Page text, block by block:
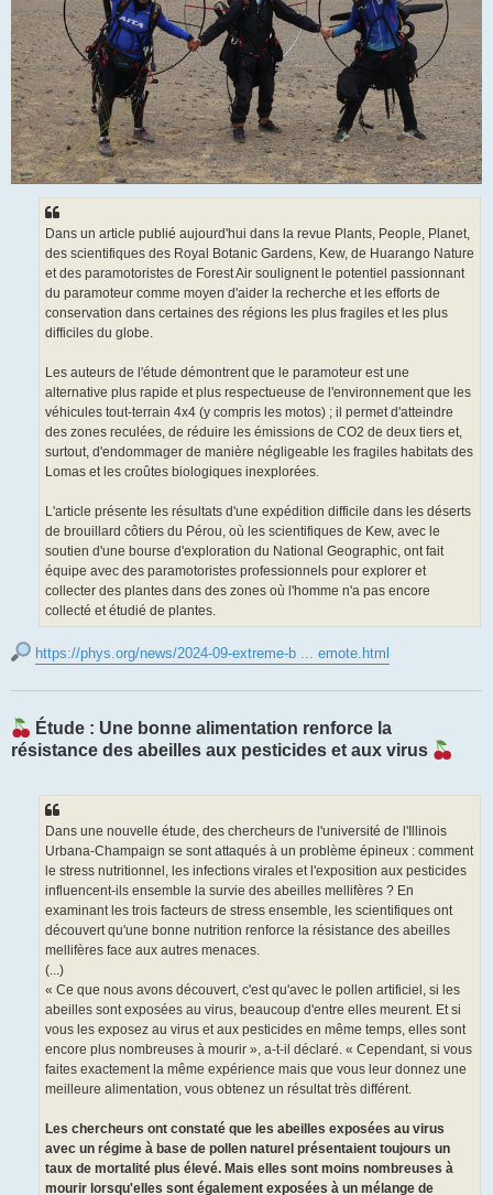
Dans un article publié aujourd'hui dans la revue Plants, People, Planet,
des scientifiques des Royal Botanic Gardens, Kew, de Huarango Nature
et des paramotoristes de Forest Air soulignent le potentiel passionnant
du paramoteur comme moyen d'aider la recherche et les efforts de
conservation dans certaines des régions les plus fragiles et les plus
difficiles du globe.
Les auteurs de l'étude démontrent que le paramoteur est une
alternative plus rapide et plus respectueuse de l'environnement que les
véhicules tout-terrain 4x4 (y compris les motos) ; il permet d'atteindre
des zones reculées, de réduire les émissions de CO2 de deux tiers et,
surtout, d'endommager de manière négligeable les fragiles habitats des
Lomas et les croûtes biologiques inexplorées.
L'article présente les résultats d'une expédition difficile dans les déserts
de brouillard côtiers du Pérou, où les scientifiques de Kew, avec le
soutien d'une bourse d'exploration du National Geographic, ont fait
équipe avec des paramotoristes professionnels pour explorer et
collecter des plantes dans des zones où l'homme n'a pas encore
collecté et étudié de plantes.
https://phys.org/news/2024-09-extreme-b ... emote.html
Étude : Une bonne alimentation renforce la
résistance des abeilles aux pesticides et aux virus
Dans une nouvelle étude, des chercheurs de l'université de l'Illinois
Urbana-Champaign se sont attaqués à un problème épineux : comment
le stress nutritionnel, les infections virales et l'exposition aux pesticides
influencent-ils ensemble la survie des abeilles mellifères ? En
examinant les trois facteurs de stress ensemble, les scientifiques ont
découvert qu'une bonne nutrition renforce la résistance des abeilles
mellifères face aux autres menaces.
(...)
« Ce que nous avons découvert, c'est qu'avec le pollen artificiel, si les
abeilles sont exposées au virus, beaucoup d'entre elles meurent. Et si
vous les exposez au virus et aux pesticides en même temps, elles sont
encore plus nombreuses à mourir », a-t-il déclaré. « Cependant, si vous
faites exactement la même expérience mais que vous leur donnez une
meilleure alimentation, vous obtenez un résultat très différent.
Les chercheurs ont constaté que les abeilles exposées au virus
avec un régime à base de pollen naturel présentaient toujours un
taux de mortalité plus élevé. Mais elles sont moins nombreuses à
mourir lorsqu'elles sont également exposées à un mélange de